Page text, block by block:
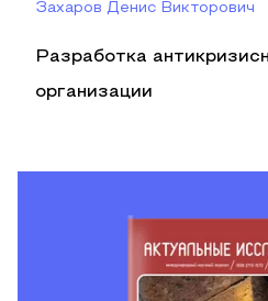
Захаров Денис Викторович
Разработка
организации